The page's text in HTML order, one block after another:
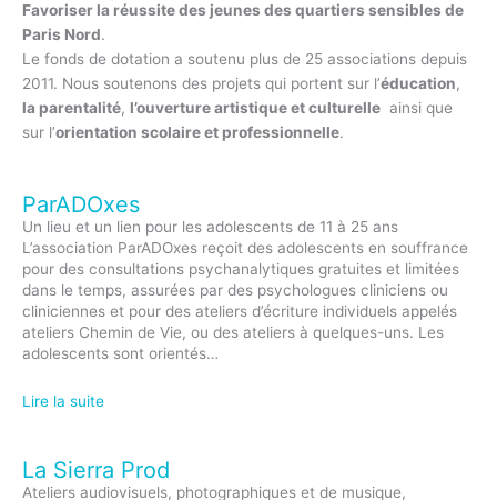
Favoriser la réussite des jeunes des quartiers sensibles de
Paris Nord.
Le fonds de dotation a soutenu plus de 25 associations depuis
2011. Nous soutenons des projets qui portent sur l’éducation,
la parentalité, l’ouverture artistique et culturelle ainsi que
sur l’orientation scolaire et professionnelle.
ParADOxes
Un lieu et un lien pour les adolescents de 11 à 25 ans
L’association ParADOxes reçoit des adolescents en souffrance
pour des consultations psychanalytiques gratuites et limitées
dans le temps, assurées par des psychologues cliniciens ou
cliniciennes et pour des ateliers d’écriture individuels appelés
ateliers Chemin de Vie, ou des ateliers à quelques-uns. Les
adolescents sont orientés…
Lire la suite
La Sierra Prod
Ateliers audiovisuels, photographiques et de musique,